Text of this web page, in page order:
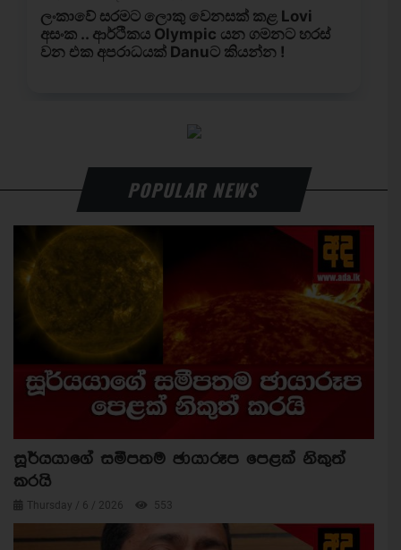
POPULAR NEWS
සූර්යයාගේ සමීපතම ඡායාරූප පෙළක් නිකුත්
කරයි
Thursday / 6 / 2026 553